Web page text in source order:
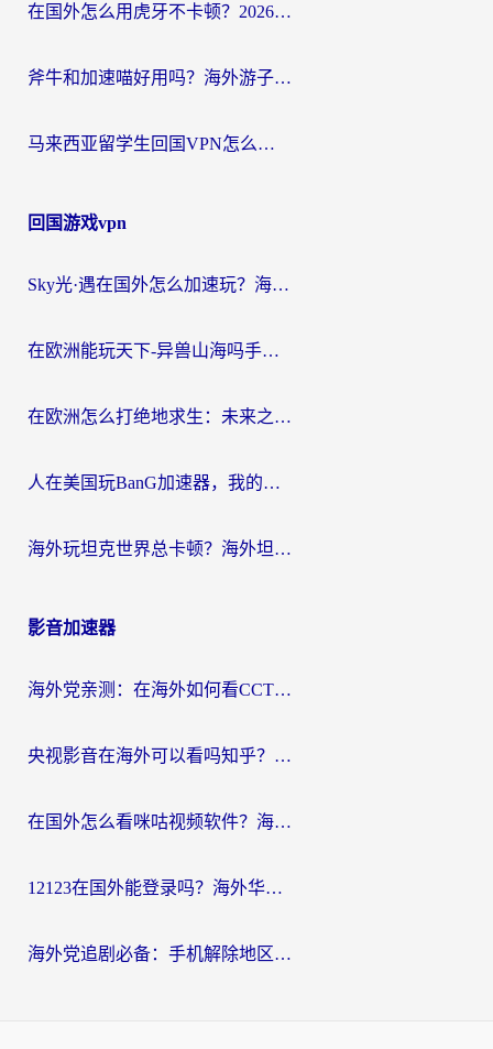
在国外怎么用虎牙不卡顿？2026海外华人亲测有效的回国加速器选择指南
斧牛和加速喵好用吗？海外游子的真实选择困境
马来西亚留学生回国VPN怎么选？3个避坑点+1款实测好用的加速器推荐
回国游戏vpn
Sky光·遇在国外怎么加速玩？海外党亲测有效的国服游戏加速指南
在欧洲能玩天下-异兽山海吗手游？海外玩家的加速器生存指南
在欧洲怎么打绝地求生：未来之役不卡？留学生亲测的加速器避坑指南
人在美国玩BanG加速器，我的延迟终于绿了
海外玩坦克世界总卡顿？海外坦克世界加速器有哪些？实测好用的选择在这里
影音加速器
海外党亲测：在海外如何看CCTV？告别“仅限大陆播放”的实用指南
央视影音在海外可以看吗知乎？留学生亲测：3步解决地域限制+追剧自由
在国外怎么看咪咕视频软件？海外党亲测有效的回国加速方案
12123在国外能登录吗？海外华人必看的回国加速实用指南
海外党追剧必备：手机解除地区限制app怎么选？解决央视视频&国内剧地区限制全指南